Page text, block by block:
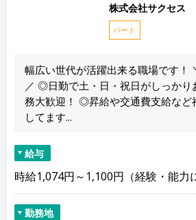
株式会社サクセス
パート
幅広い世代が活躍出来る職場です！
／ ◎日勤で土・日・祝日がしっかり
務大歓迎！ ◎昇給や交通費支給など
してます...
給与
時給1,074円～1,100円（経験・能力
勤務地